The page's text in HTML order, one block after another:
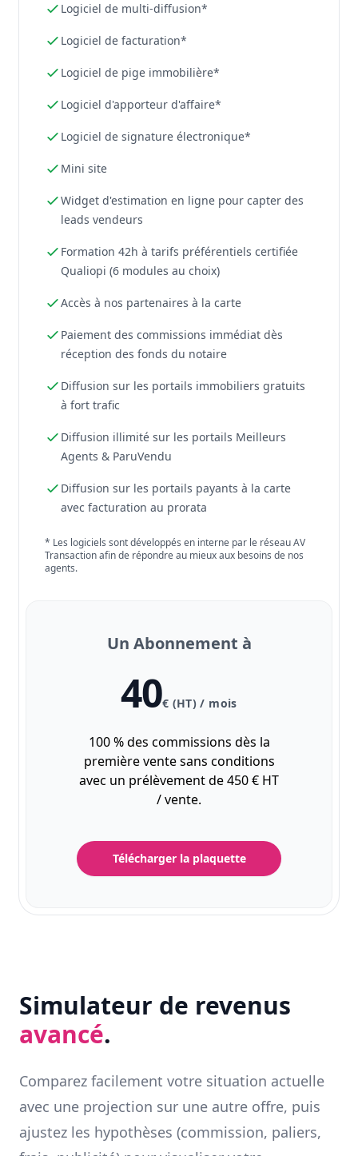
Logiciel de multi-diffusion*
Logiciel de facturation*
Logiciel de pige immobilière*
Logiciel d'apporteur d'affaire*
Logiciel de signature électronique*
Mini site
Widget d'estimation en ligne pour capter des
leads vendeurs
Formation 42h à tarifs préférentiels certifiée
Qualiopi (6 modules au choix)
Accès à nos partenaires à la carte
Paiement des commissions immédiat dès
réception des fonds du notaire
Diffusion sur les portails immobiliers gratuits
à fort trafic
Diffusion illimité sur les portails Meilleurs
Agents & ParuVendu
Diffusion sur les portails payants à la carte
avec facturation au prorata
* Les logiciels sont développés en interne par le réseau AV
Transaction afin de répondre au mieux aux besoins de nos
agents.
Un Abonnement à
40€ (HT) / mois
100 % des commissions dès la
première vente sans conditions
avec un prélèvement de 450 € HT
/ vente.
Télécharger la plaquette
Simulateur de revenus
avancé.
Comparez facilement votre situation actuelle
avec une projection sur une autre offre, puis
ajustez les hypothèses (commission, paliers,